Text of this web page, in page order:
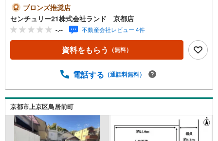
ランドについて＞●センチュリー21ランド京都店
は・・・ お客様のご希望をお客様の目線でご満足いただ
けるお住いを全力でお探し致します！●購入・売却・ローン
のご相談など、些細なことでもお気軽にご相談下さいま
せ！●リフォームのご相談も承っております。○京阪鴨東線
「出町柳」駅 徒歩約6分○京都市営地下鉄烏丸線 「今出
日定休日※祝日は営業）事前にご連絡いただけますと、スム
ブロンズ推奨店
センチュリー21株式会社ランド 京都店
-.-- 不動産会社レビュー 4件
資料をもらう （無料）
電話する （通話料無料）
京都市上京区鳥居前町